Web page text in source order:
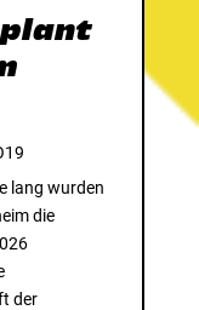
lang wurden
die
der